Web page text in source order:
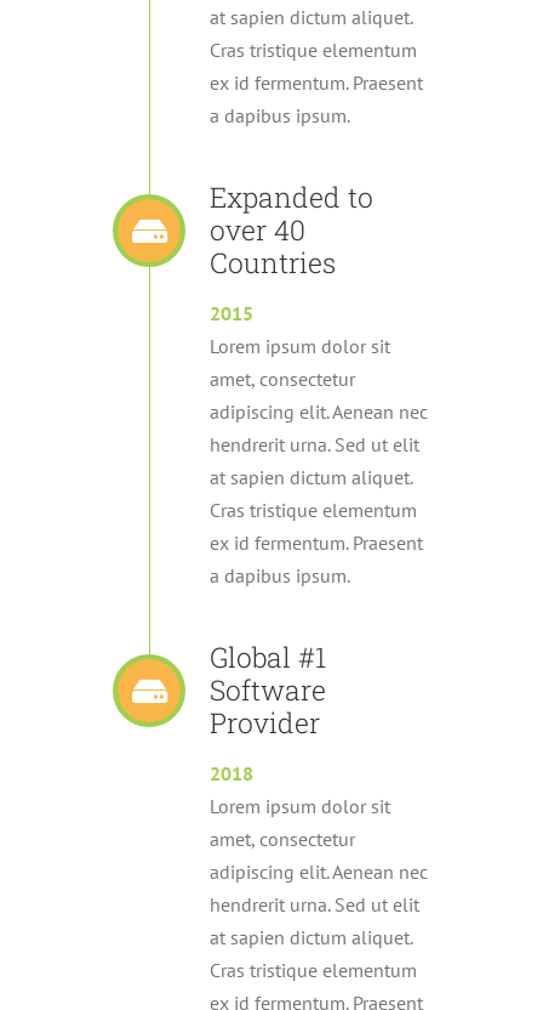
at sapien dictum aliquet.
Cras tristique elementum
ex id fermentum. Praesent
a dapibus ipsum.
Expanded to
over 40
Countries
2015
Lorem ipsum dolor sit
amet, consectetur
adipiscing elit. Aenean nec
hendrerit urna. Sed ut elit
at sapien dictum aliquet.
Cras tristique elementum
ex id fermentum. Praesent
a dapibus ipsum.
Global #1
Software
Provider
2018
Lorem ipsum dolor sit
amet, consectetur
adipiscing elit. Aenean nec
hendrerit urna. Sed ut elit
at sapien dictum aliquet.
Cras tristique elementum
ex id fermentum. Praesent